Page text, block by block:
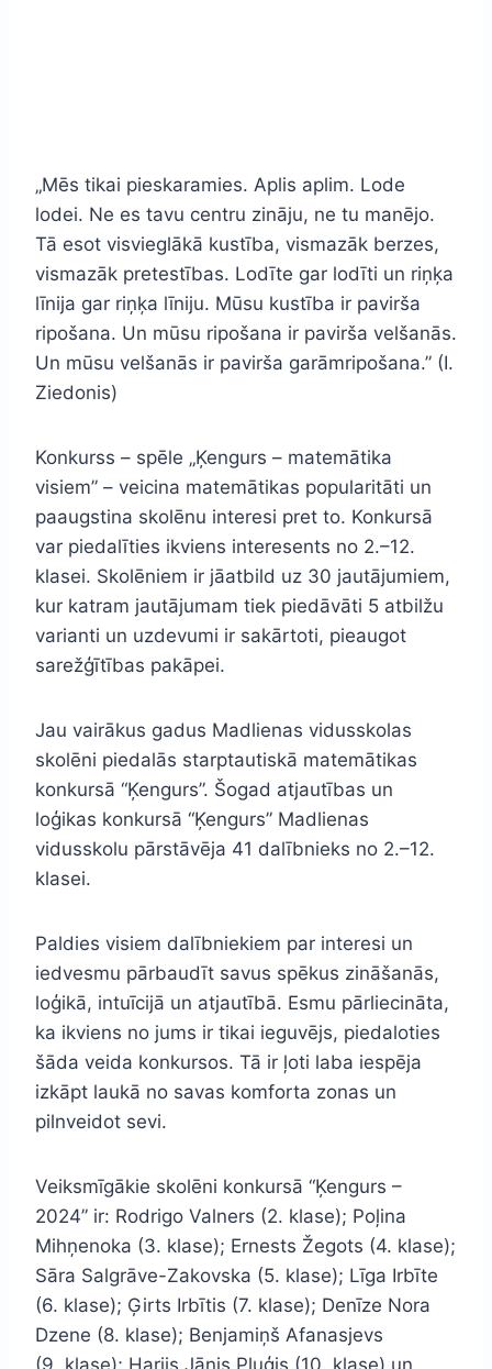
„Mēs tikai pieskaramies. Aplis aplim. Lode
lodei. Ne es tavu centru zināju, ne tu manējo.
Tā esot visvieglākā kustība, vismazāk berzes,
vismazāk pretestības. Lodīte gar lodīti un riņķa
līnija gar riņķa līniju. Mūsu kustība ir pavirša
ripošana. Un mūsu ripošana ir pavirša velšanās.
Un mūsu velšanās ir pavirša garāmripošana.” (I.
Ziedonis)
Konkurss – spēle „Ķengurs – matemātika
visiem” – veicina matemātikas popularitāti un
paaugstina skolēnu interesi pret to. Konkursā
var piedalīties ikviens interesents no 2.–12.
klasei. Skolēniem ir jāatbild uz 30 jautājumiem,
kur katram jautājumam tiek piedāvāti 5 atbilžu
varianti un uzdevumi ir sakārtoti, pieaugot
sarežģītības pakāpei.
Jau vairākus gadus Madlienas vidusskolas
skolēni piedalās starptautiskā matemātikas
konkursā “Ķengurs”. Šogad atjautības un
loģikas konkursā “Ķengurs” Madlienas
vidusskolu pārstāvēja 41 dalībnieks no 2.–12.
klasei.
Paldies visiem dalībniekiem par interesi un
iedvesmu pārbaudīt savus spēkus zināšanās,
loģikā, intuīcijā un atjautībā. Esmu pārliecināta,
ka ikviens no jums ir tikai ieguvējs, piedaloties
šāda veida konkursos. Tā ir ļoti laba iespēja
izkāpt laukā no savas komforta zonas un
pilnveidot sevi.
Veiksmīgākie skolēni konkursā “Ķengurs –
2024” ir: Rodrigo Valners (2. klase); Poļina
Mihņenoka (3. klase); Ernests Žegots (4. klase);
Sāra Salgrāve-Zakovska (5. klase); Līga Irbīte
(6. klase); Ģirts Irbītis (7. klase); Denīze Nora
Dzene (8. klase); Benjamiņš Afanasjevs
(9. klase); Harijs Jānis Pluģis (10. klase) un